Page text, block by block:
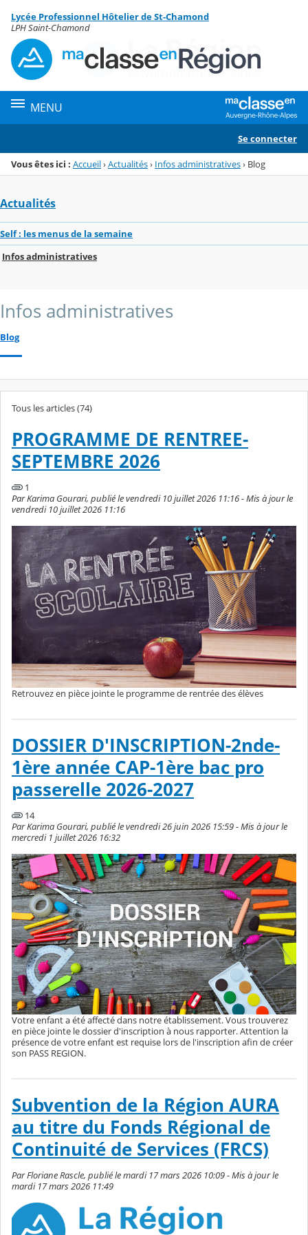
Menu de la rubrique
Contenu
Lycée Professionnel Hôtelier de St-Chamond
LPH Saint-Chamond
MENU
Se connecter
Vous êtes ici : Accueil›Actualités› Infos administratives› Blog
Actualités
Self : les menus de la semaine
Infos administratives
Infos administratives
Blog
Tous les articles (74)
PROGRAMME DE RENTREE-
SEPTEMBRE 2026
1
Par Karima Gourari, publié le vendredi 10 juillet 2026 11:16 - Mis à jour le
vendredi 10 juillet 2026 11:16
Retrouvez en pièce jointe le programme de rentrée des élèves
DOSSIER D'INSCRIPTION-2nde-
1ère année CAP-1ère bac pro
passerelle 2026-2027
14
Par Karima Gourari, publié le vendredi 26 juin 2026 15:59 - Mis à jour le
mercredi 1 juillet 2026 16:32
Votre enfant a été affecté dans notre établissement. Vous trouverez
en pièce jointe le dossier d'inscription à nous rapporter. Attention la
présence de votre enfant est requise lors de l'inscription afin de créer
son PASS REGION.
Subvention de la Région AURA
au titre du Fonds Régional de
Continuité de Services (FRCS)
Par Floriane Rascle, publié le mardi 17 mars 2026 10:09 - Mis à jour le
mardi 17 mars 2026 11:49